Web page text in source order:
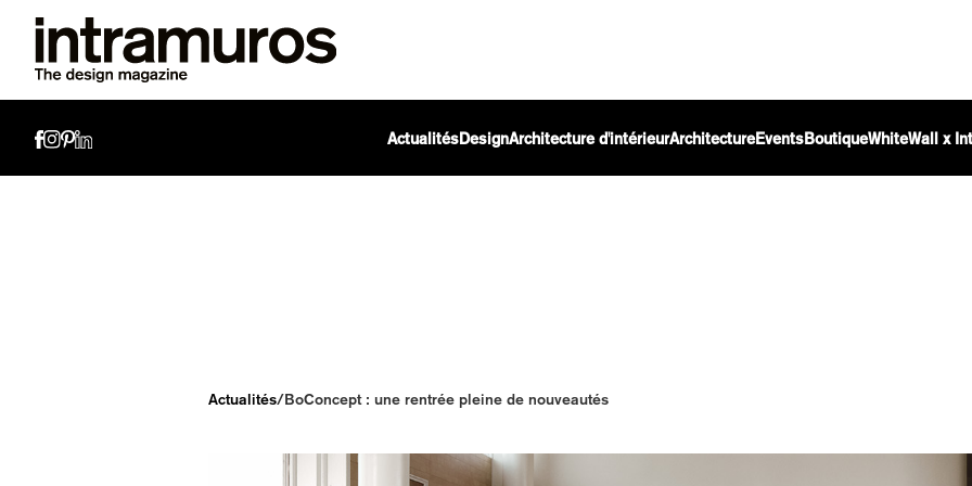
ActualitésDesignArchitecture d'intérieurArchitectureEventsBoutiqueWhiteWall x
Actualités/BoConcept : une rentrée pleine de nouveautés